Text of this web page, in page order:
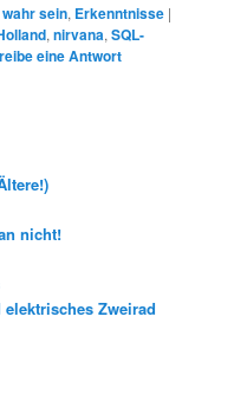
sein, Erkenntnisse |
,nirvana,SQL-
eine Antwort
nicht!
Zweirad